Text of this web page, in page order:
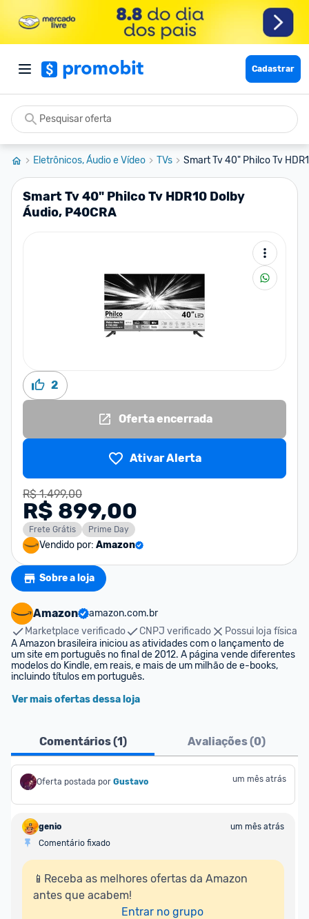
Cadastrar
Eletrônicos, Áudio e Vídeo TVs Smart Tv 40" Philco Tv
Smart Tv 40" Philco Tv HDR10 Dolby
Áudio, P40CRA
2
Oferta encerrada
Ativar Alerta
R$ 1.499,00
R$ 899,00
Frete Grátis Prime Day
Vendido por: Amazon
Sobre a loja
Amazon
amazon.com.br
Marketplace verificado
CNPJ verificado
Possui loja física
A Amazon brasileira iniciou as atividades com o lançamento de
um site em português no final de 2012. A página vende diferentes
modelos do Kindle, em reais, e mais de um milhão de e-books,
incluindo títulos em português.
Ver mais ofertas dessa loja
Comentários (1) Avaliações (0)
Oferta postada por Gustavo um mês atrás
genio
um mês atrás
Comentário fixado
📱Receba as melhores ofertas da Amazon
antes que acabem!
Entrar no grupo